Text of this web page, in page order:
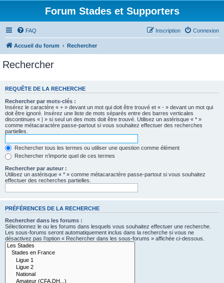
Forum Stades et Supporters
FAQ Connexion
Inscription
Accueil du forum Rechercher
Rechercher
REQUÊTE DE LA RECHERCHE
Rechercher par mots-clés :
Insérez le caractère « + » devant un mot qui doit être trouvé et « - » devant un mot qui
doit être ignoré. Insérez une liste de mots séparés entre des barres verticales
discontinues « | » si seul un des mots doit être trouvé. Utilisez un astérisque « * »
comme métacaractère passe-partout si vous souhaitez effectuer des recherches
partielles.
Rechercher tous les termes ou utiliser une question comme élément
Rechercher n’importe quel de ces termes
Rechercher par auteur :
Utilisez un astérisque « * » comme métacaractère passe-partout si vous souhaitez
effectuer des recherches partielles.
PRÉFÉRENCES DE LA RECHERCHE
Rechercher dans les forums :
Sélectionnez le ou les forums dans lesquels vous souhaitez effectuer une recherche.
Les sous-forums seront automatiquement inclus dans la recherche si vous ne
désactivez pas l’option « Rechercher dans les sous-forums » affichée ci-dessous.